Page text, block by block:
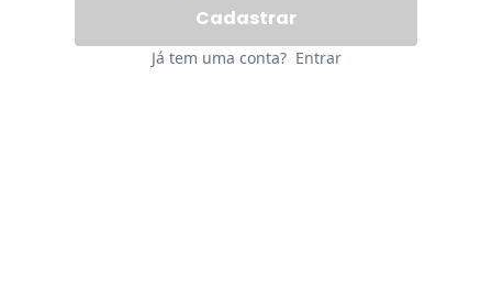
Já tem uma conta? Entrar